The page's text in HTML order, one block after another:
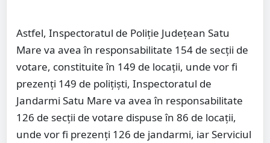
Astfel, Inspectoratul de Poliţie Judeţean Satu
Mare va avea în responsabilitate 154 de secţii de
votare, constituite în 149 de locaţii, unde vor fi
prezenţi 149 de poliţişti, Inspectoratul de
Jandarmi Satu Mare va avea în responsabilitate
126 de secții de votare dispuse în 86 de locații,
unde vor fi prezenți 126 de jandarmi, iar Serviciul